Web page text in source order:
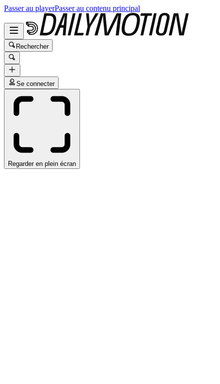
Passer au playerPasser au contenu principal
Rechercher
Se connecter
Regarder en plein écran